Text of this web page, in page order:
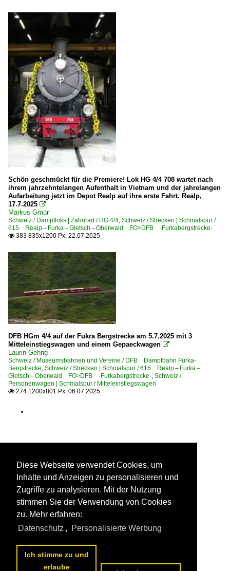
Schön geschmückt für die Premiere! Lok HG 4/4 708 wartet nach
ihrem jahrzehntelangen Aufenthalt in Vietnam und der jahrelangen
Aufarbeitung jetzt im Depot Realp auf ihre erste Fahrt. Realp,
17.7.2025 
Markus Gmür
Schweiz / Dampfloks | Zahnrad / HG 4/4, Schweiz / Strecken | Schmalspur /
615 Realp – Furka – Gletsch – Oberwald FO>DFB ·Furkabergstrecke·
 383 835x1200 Px, 22.07.2025
DFB HGm 4/4 auf der Fukra Bergstrecke am 5.7.2025 mit 3
Mitteleinstiegswagen und einem Gepaeckwagen 
Laurin Gehrig
Schweiz / Museumsbahnen und Vereine / DFB Dampfbahn Furka-
Bergstrecke, Schweiz / Strecken | Schmalspur / 615 Realp – Furka –
Gletsch – Oberwald FO>DFB ·Furkabergstrecke·, Schweiz /
Personenwagen | Schmalspur / Mitteleinstiegswagen
 274 1200x801 Px, 06.07.2025
Diese Webseite verwendet Cookies, um
Inhalte und Anzeigen zu personalisieren und
Zugriffe zu analysieren. Mit der Nutzung
stimmen Sie der Verwendung von Cookies
zu. Mehr erfahren:
Datenschutz , Personalisierte Werbung
Ich stimme zu und
erlaube